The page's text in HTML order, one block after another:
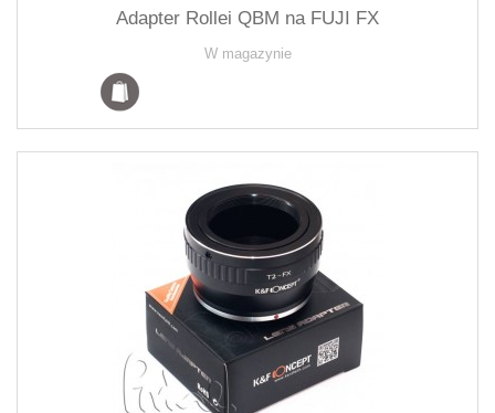
Adapter Rollei QBM na FUJI FX
W magazynie